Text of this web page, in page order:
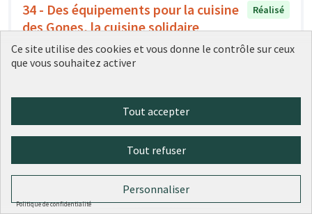
34 - Des équipements pour la cuisine
des Gones, la cuisine solidaire
partagée
Réalisé
Ville de Lyon 0 0
Ce site utilise des cookies et vous donne le contrôle sur ceux
que vous souhaitez activer
Tout accepter
Tout refuser
Personnaliser
Politique de confidentialité